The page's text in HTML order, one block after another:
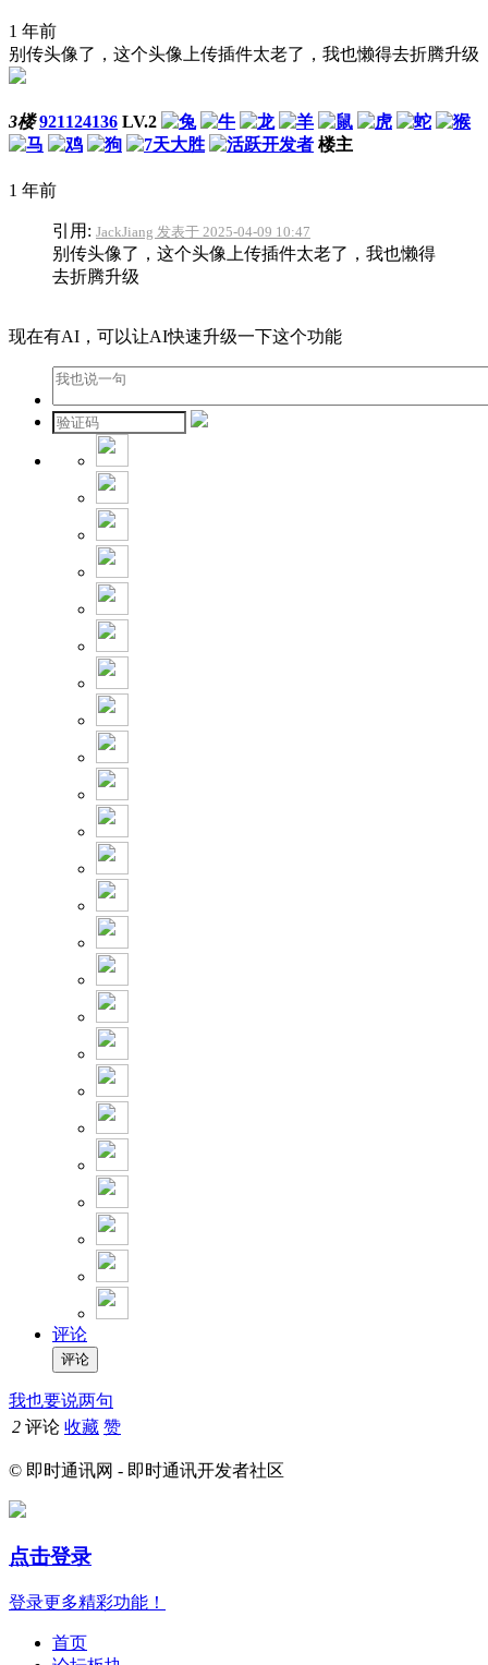
1 年前
别传头像了，这个头像上传插件太老了，我也懒得去折腾升级
3楼 921124136 LV.2
楼主
1 年前
引用: JackJiang 发表于 2025-04-09 10:47
别传头像了，这个头像上传插件太老了，我也懒得
去折腾升级
现在有AI，可以让AI快速升级一下这个功能
评论
我也要说两句
2 评论 收藏 赞
© 即时通讯网 - 即时通讯开发者社区
点击登录
登录更多精彩功能！
首页